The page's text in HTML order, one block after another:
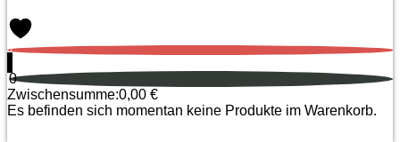
0
0
Zwischensumme:0,00 €
Es befinden sich momentan keine Produkte im Warenkorb.